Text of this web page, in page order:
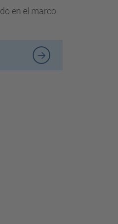
en el marco